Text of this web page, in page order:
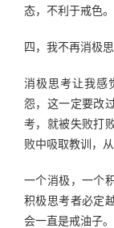
态，不利于戒色。
四，我不再消极
消极思考让我感
怨，这一定要改
考，就被失败打
败中吸取教训，从
一个消极，一个
积极思考者必定
会一直是戒油子。